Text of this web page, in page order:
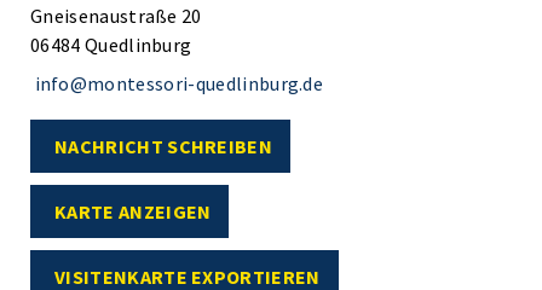
Gneisenaustraße 20
06484 Quedlinburg
info@montessori-quedlinburg.de
NACHRICHT SCHREIBEN
KARTE ANZEIGEN
VISITENKARTE EXPORTIEREN